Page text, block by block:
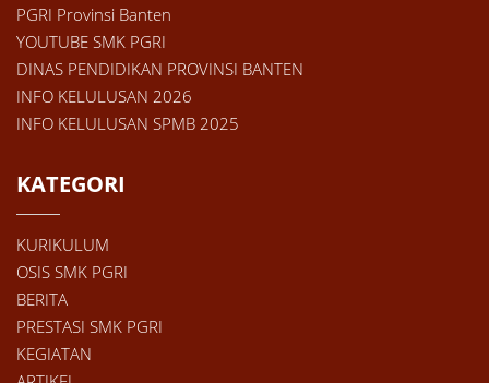
PGRI Provinsi Banten
YOUTUBE SMK PGRI
DINAS PENDIDIKAN PROVINSI BANTEN
INFO KELULUSAN 2026
INFO KELULUSAN SPMB 2025
KATEGORI
KURIKULUM
OSIS SMK PGRI
BERITA
PRESTASI SMK PGRI
KEGIATAN